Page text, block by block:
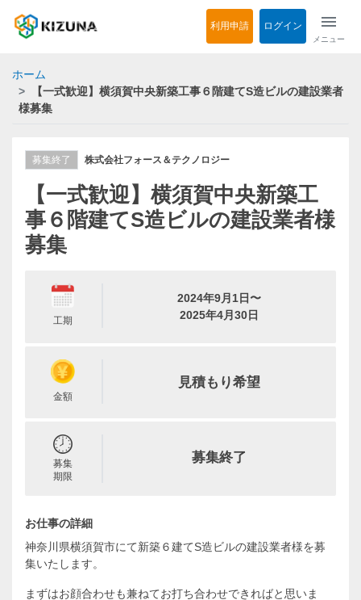
利用申請 ログイン menu
メニュー
ホーム
【一式歓迎】横須賀中央新築工事６階建てS造ビルの建設業者
様募集
募集終了 株式会社フォース＆テクノロジー
【一式歓迎】横須賀中央新築工
事６階建てS造ビルの建設業者様
募集
工期
2024年9月1日〜
2025年4月30日
金額
見積もり希望
募集
期限
募集終了
お仕事の詳細
神奈川県横須賀市にて新築６建てS造ビルの建設業者様を募
集いたします。
まずはお顔合わせも兼ねてお打ち合わせできればと思いま